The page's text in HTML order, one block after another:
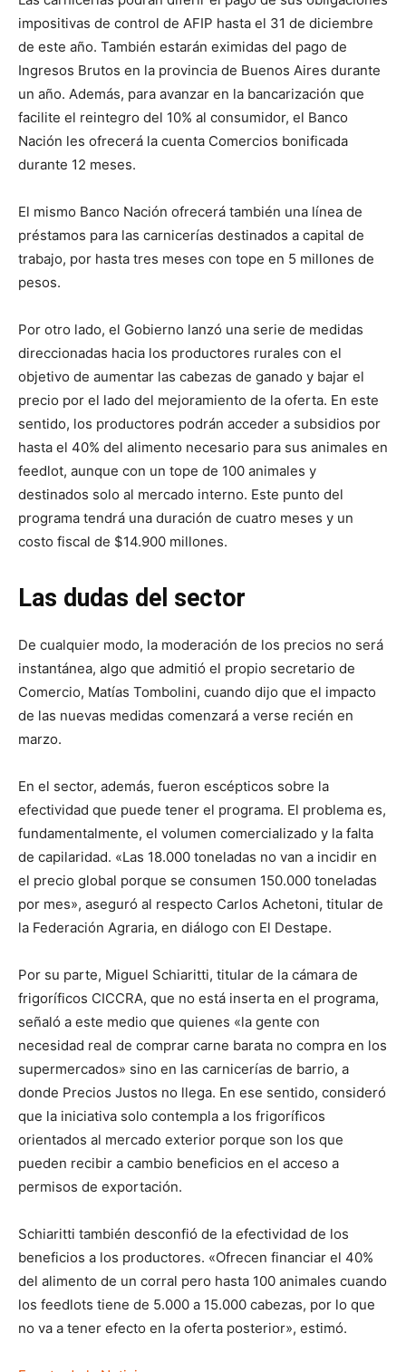
impositivas de control de AFIP hasta el 31 de diciembre
de este año. También estarán eximidas del pago de
Ingresos Brutos en la provincia de Buenos Aires durante
un año. Además, para avanzar en la bancarización que
facilite el reintegro del 10% al consumidor, el Banco
Nación les ofrecerá la cuenta Comercios bonificada
durante 12 meses.
El mismo Banco Nación ofrecerá también una línea de
préstamos para las carnicerías destinados a capital de
trabajo, por hasta tres meses con tope en 5 millones de
pesos.
Por otro lado, el Gobierno lanzó una serie de medidas
direccionadas hacia los productores rurales con el
objetivo de aumentar las cabezas de ganado y bajar el
precio por el lado del mejoramiento de la oferta. En este
sentido, los productores podrán acceder a subsidios por
hasta el 40% del alimento necesario para sus animales en
feedlot, aunque con un tope de 100 animales y
destinados solo al mercado interno. Este punto del
programa tendrá una duración de cuatro meses y un
costo fiscal de $14.900 millones.
Las dudas del sector
De cualquier modo, la moderación de los precios no será
instantánea, algo que admitió el propio secretario de
Comercio, Matías Tombolini, cuando dijo que el impacto
de las nuevas medidas comenzará a verse recién en
marzo.
En el sector, además, fueron escépticos sobre la
efectividad que puede tener el programa. El problema es,
fundamentalmente, el volumen comercializado y la falta
de capilaridad. «Las 18.000 toneladas no van a incidir en
el precio global porque se consumen 150.000 toneladas
por mes», aseguró al respecto Carlos Achetoni, titular de
la Federación Agraria, en diálogo con El Destape.
Por su parte, Miguel Schiaritti, titular de la cámara de
frigoríficos CICCRA, que no está inserta en el programa,
señaló a este medio que quienes «la gente con
necesidad real de comprar carne barata no compra en los
supermercados» sino en las carnicerías de barrio, a
donde Precios Justos no llega. En ese sentido, consideró
que la iniciativa solo contempla a los frigoríficos
orientados al mercado exterior porque son los que
pueden recibir a cambio beneficios en el acceso a
permisos de exportación.
Schiaritti también desconfió de la efectividad de los
beneficios a los productores. «Ofrecen financiar el 40%
del alimento de un corral pero hasta 100 animales cuando
los feedlots tiene de 5.000 a 15.000 cabezas, por lo que
no va a tener efecto en la oferta posterior», estimó.